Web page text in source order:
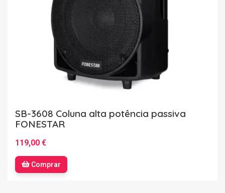
SB-3608 Coluna alta potência passiva
FONESTAR
119,00 €
Comprar